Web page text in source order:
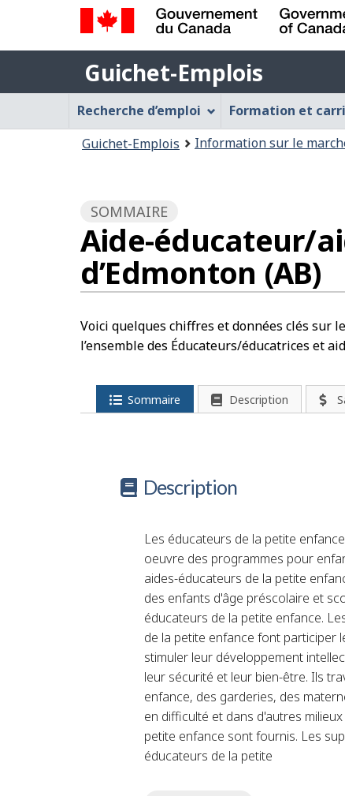
Gouvernement
du
Canada
/
Government
of
Guichet-
Emplois
Guichet-Emplois
Menu
Guichet-
Emplois
Recherche d’emploi Formation et
Guichet-Emplois Information sur le
SOMMAIRE
Aide-éducateur/
d’Edmonton (AB)
Voici quelques chiffres et données clés sur
l’ensemble des Éducateurs/éducatrices et
Sommaire Description
Description
Les éducateurs de la petite
oeuvre des programmes pour
aides-éducateurs de la petite
des enfants d'âge préscolaire et
éducateurs de la petite enfance.
de la petite enfance font participer
stimuler leur développement
leur sécurité et leur bien-être. Ils
enfance, des garderies, des
en difficulté et dans d'autres
petite enfance sont fournis. Les
éducateurs de la petite